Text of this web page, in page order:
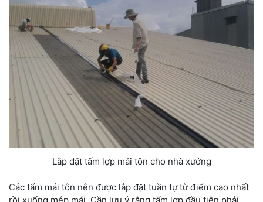
Lắp đặt tấm lợp mái tôn cho nhà xưởng
Các tấm mái tôn nên được lắp đặt tuần tự từ điểm cao nhất